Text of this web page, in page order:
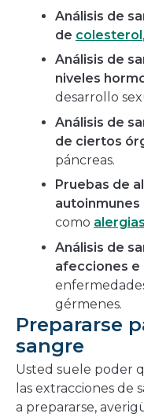
Análisis de
de colesterol
Análisis de
niveles
desarrollo
Análisis de
de ciertos
páncreas.
Pruebas de
autoinmunes
como
Análisis de
afecciones e
gérmenes.
Prepararse
sangre
Usted suele poder
las extracciones de
a prepararse,